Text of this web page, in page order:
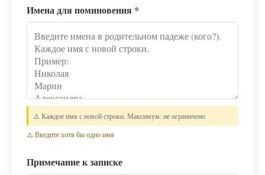
Имена для поминовения *
⚠️ Каждое имя с новой строки. Максимум: не ограничено
⚠️ Введите хотя бы одно имя
Примечание к записке